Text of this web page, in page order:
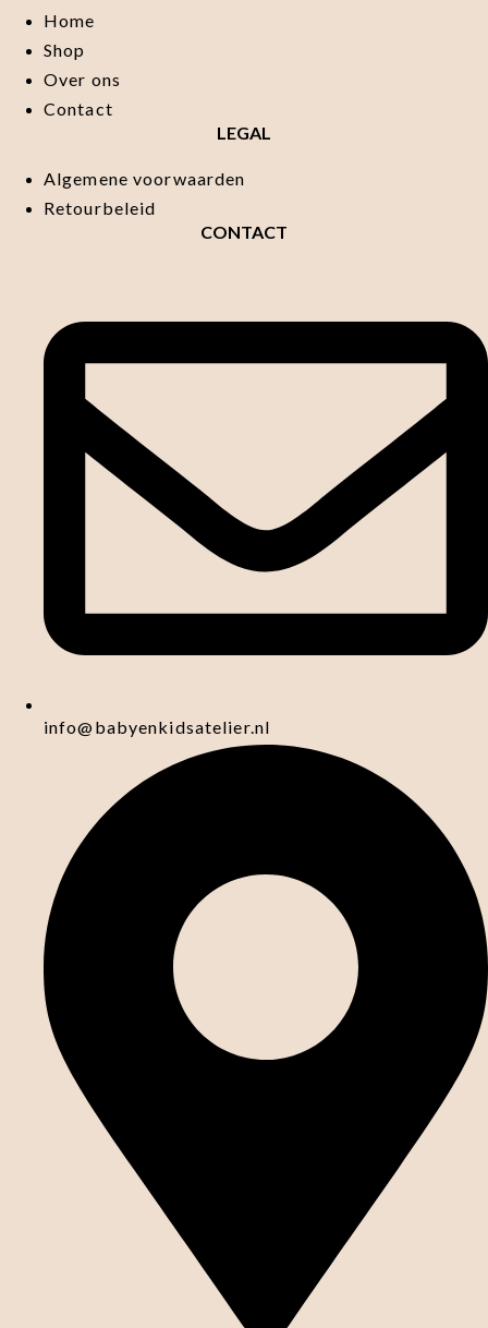
Home
Shop
Over ons
Contact
LEGAL
Algemene voorwaarden
Retourbeleid
CONTACT
info@babyenkidsatelier.nl